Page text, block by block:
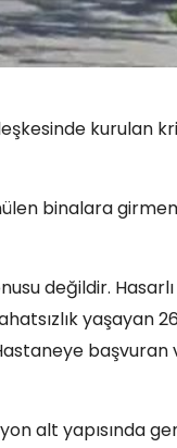
kurulan
binalara
değildir.
yaşayan 26
başvuran
alt yapısında